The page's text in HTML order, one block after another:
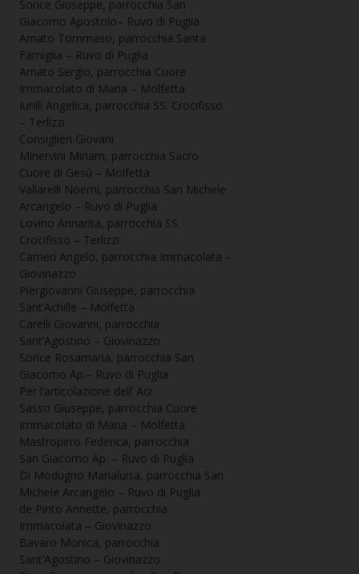
Sorice Giuseppe, parrocchia San
Giacomo Apostolo– Ruvo di Puglia
Amato Tommaso, parrocchia Santa
Famiglia – Ruvo di Puglia
Amato Sergio, parrocchia Cuore
Immacolato di Maria – Molfetta
Iurilli Angelica, parrocchia SS. Crocifisso
– Terlizzi
Consiglieri Giovani
Minervini Miriam, parrocchia Sacro
Cuore di Gesù – Molfetta
Vallarelli Noemi, parrocchia San Michele
Arcangelo – Ruvo di Puglia
Lovino Annarita, parrocchia SS.
Crocifisso – Terlizzi
Carrieri Angelo, parrocchia Immacolata –
Giovinazzo
Piergiovanni Giuseppe, parrocchia
Sant’Achille – Molfetta
Carelli Giovanni, parrocchia
Sant’Agostino – Giovinazzo
Sorice Rosamaria, parrocchia San
Giacomo Ap.– Ruvo di Puglia
Per l’articolazione dell’ Acr
Sasso Giuseppe, parrocchia Cuore
Immacolato di Maria – Molfetta
Mastropirro Federica, parrocchia
San Giacomo Ap. – Ruvo di Puglia
Di Modugno Marialuisa, parrocchia San
Michele Arcangelo – Ruvo di Puglia
de Pinto Annette, parrocchia
Immacolata – Giovinazzo
Bavaro Monica, parrocchia
Sant’Agostino – Giovinazzo